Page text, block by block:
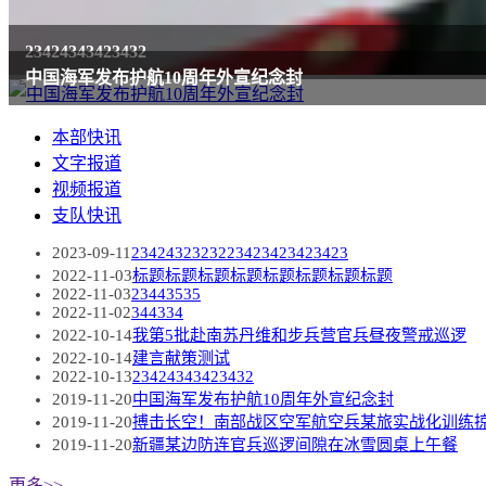
23424343423432
中国海军发布护航10周年外宣纪念封
本部快讯
文字报道
视频报道
支队快讯
2023-09-11 2342432323223423423423423
2022-11-03标题标题标题标题标题标题标题标题
2022-11-0323443535
2022-11-02344334
2022-10-14我第5批赴南苏丹维和步兵营官兵昼夜警戒巡逻
2022-10-14建言献策测试
2022-10-1323424343423432
2019-11-20中国海军发布护航10周年外宣纪念封
2019-11-20搏击长空！南部战区空军航空兵某旅实战化训练
2019-11-20新疆某边防连官兵巡逻间隙在冰雪圆桌上午餐